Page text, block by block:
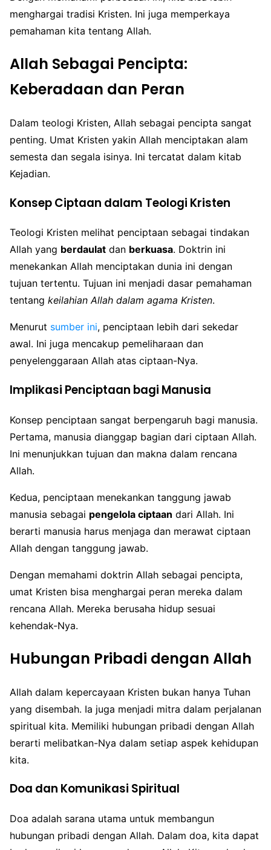
menghargai tradisi Kristen. Ini juga memperkaya
pemahaman kita tentang Allah.
Allah Sebagai Pencipta:
Keberadaan dan Peran
Dalam teologi Kristen, Allah sebagai pencipta sangat
penting. Umat Kristen yakin Allah menciptakan alam
semesta dan segala isinya. Ini tercatat dalam kitab
Kejadian.
Konsep Ciptaan dalam Teologi Kristen
Teologi Kristen melihat penciptaan sebagai tindakan
Allah yang berdaulat dan berkuasa. Doktrin ini
menekankan Allah menciptakan dunia ini dengan
tujuan tertentu. Tujuan ini menjadi dasar pemahaman
tentang keilahian Allah dalam agama Kristen.
Menurut sumber ini, penciptaan lebih dari sekedar
awal. Ini juga mencakup pemeliharaan dan
penyelenggaraan Allah atas ciptaan-Nya.
Implikasi Penciptaan bagi Manusia
Konsep penciptaan sangat berpengaruh bagi manusia.
Pertama, manusia dianggap bagian dari ciptaan Allah.
Ini menunjukkan tujuan dan makna dalam rencana
Allah.
Kedua, penciptaan menekankan tanggung jawab
manusia sebagai pengelola ciptaan dari Allah. Ini
berarti manusia harus menjaga dan merawat ciptaan
Allah dengan tanggung jawab.
Dengan memahami doktrin Allah sebagai pencipta,
umat Kristen bisa menghargai peran mereka dalam
rencana Allah. Mereka berusaha hidup sesuai
kehendak-Nya.
Hubungan Pribadi dengan Allah
Allah dalam kepercayaan Kristen bukan hanya Tuhan
yang disembah. Ia juga menjadi mitra dalam perjalanan
spiritual kita. Memiliki hubungan pribadi dengan Allah
berarti melibatkan-Nya dalam setiap aspek kehidupan
kita.
Doa dan Komunikasi Spiritual
Doa adalah sarana utama untuk membangun
hubungan pribadi dengan Allah. Dalam doa, kita dapat